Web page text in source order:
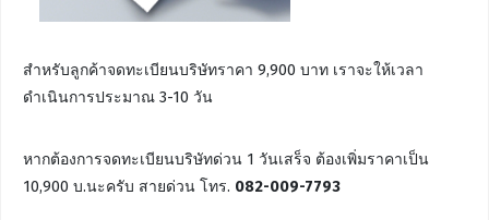
สำหรับลูกค้าจดทะเบียนบริษัทราคา 9,900 บาท เราจะให้เวลา
ดำเนินการประมาณ 3-10 วัน
หากต้องการจดทะเบียนบริษัทด่วน 1 วันเสร็จ ต้องเพิ่มราคาเป็น
10,900 บ.นะครับ สายด่วน โทร. 082-009-7793